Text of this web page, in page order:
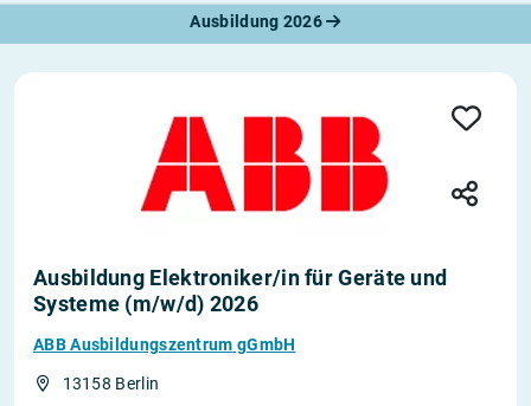
Ausbildung 2026
Ausbildung Elektroniker/in für Geräte und
Systeme (m/w/d) 2026
ABB Ausbildungszentrum gGmbH
13158 Berlin